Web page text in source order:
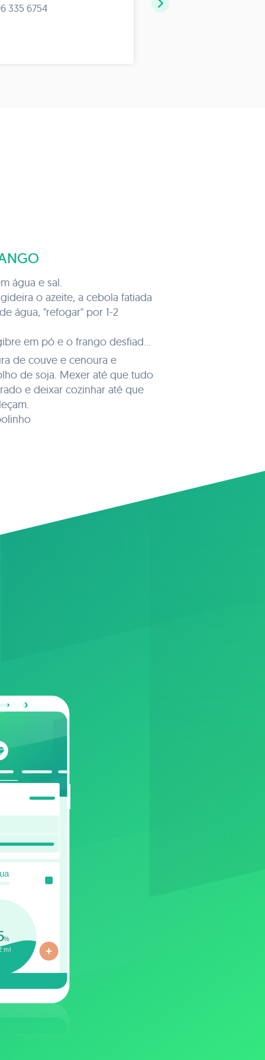
335 6754
água e sal.
o azeite, a cebola fatiada
água, "refogar" por 1-2
o frango desfiado
de couve e cenoura e
de soja. Mexer até que tudo
e deixar cozinhar até que